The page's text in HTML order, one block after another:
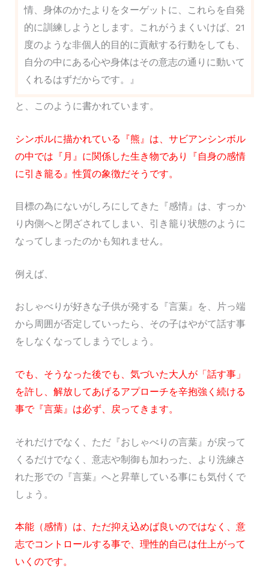
情、身体のかたよりをターゲットに、これらを自発
的に訓練しようとします。これがうまくいけば、21
度のような非個人的目的に貢献する行動をしても、
自分の中にある心や身体はその意志の通りに動いて
くれるはずだからです。』
と、このように書かれています。
シンボルに描かれている『熊』は、サビアンシンボル
の中では『月』に関係した生き物であり『自身の感情
に引き籠る』性質の象徴だそうです。
目標の為にないがしろにしてきた『感情』は、すっか
り内側へと閉ざされてしまい、引き籠り状態のように
なってしまったのかも知れません。
例えば、
おしゃべりが好きな子供が発する『言葉』を、片っ端
から周囲が否定していったら、その子はやがて話す事
をしなくなってしまうでしょう。
でも、そうなった後でも、気づいた大人が「話す事」
を許し、解放してあげるアプローチを辛抱強く続ける
事で『言葉』は必ず、戻ってきます。
それだけでなく、ただ『おしゃべりの言葉』が戻って
くるだけでなく、意志や制御も加わった、より洗練さ
れた形での『言葉』へと昇華している事にも気付くで
しょう。
本能（感情）は、ただ抑え込めば良いのではなく、意
志でコントロールする事で、理性的自己は仕上がって
いくのです。